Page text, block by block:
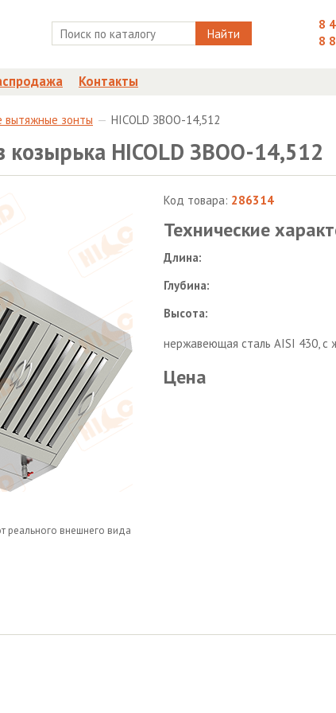
Найти
8
8
Контакты
вытяжные зонты HICOLD ЗВОО-14,512
HICOLD ЗВОО-14,512
реального внешнего вида
Код товара: 286314
Технические
Длина:
Глубина:
Высота:
нержавеющая сталь AISI 430, с
Цена